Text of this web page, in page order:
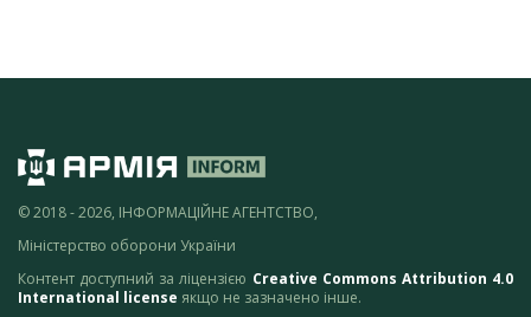
© 2018 - 2026, ІНФОРМАЦІЙНЕ АГЕНТСТВО,
Міністерство оборони України
Контент доступний за ліцензією Creative Commons Attribution 4.0
International license якщо не зазначено інше.